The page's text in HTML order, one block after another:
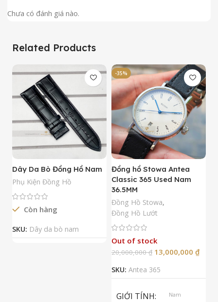
Chưa có đánh giá nào.
Related Products
Dây Da Bò Đồng Hồ Nam
Phụ Kiện Đồng Hồ
Còn hàng
SKU: Dây da bò nam
-35%
Đồng hồ Stowa Antea
Classic 365 Used Nam
36.5MM
Đồng Hồ Stowa,
Đồng Hồ Lướt
Out of stock
20,000,000₫ 13,000,000 ₫
SKU: Antea 365
GIỚI TÍNH Nam